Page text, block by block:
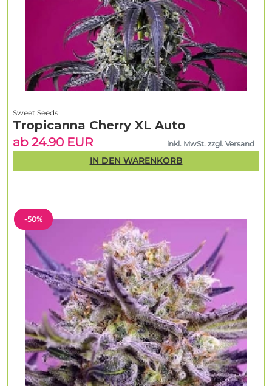
-50%
Sweet Seeds
Tropicanna Cherry XL Auto
ab 24.90 EUR
inkl. MwSt. zzgl. Versand
IN DEN WARENKORB